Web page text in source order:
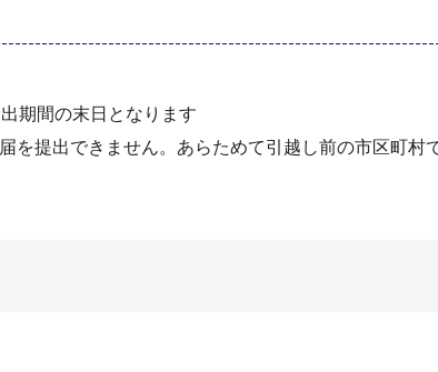
期間の末日となります
を提出できません。あらためて引越し前の市区町